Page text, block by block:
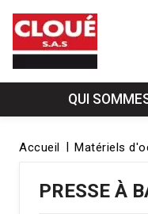
QUI
Accueil Matériels
PRESSE À